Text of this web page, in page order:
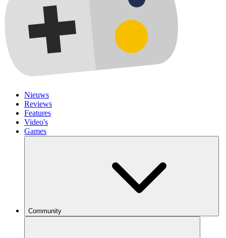
Nieuws
Reviews
Features
Video's
Games
Community